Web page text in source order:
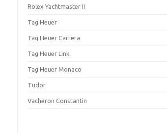
Rolex Yachtmaster II
Tag Heuer
Tag Heuer Carrera
Tag Heuer Link
Tag Heuer Monaco
Tudor
Vacheron Constantin